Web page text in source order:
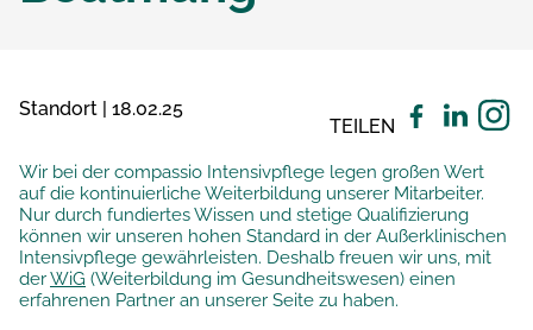
Standort | 18.02.25
TEILEN
Wir bei der compassio Intensivpflege legen großen Wert
auf die kontinuierliche Weiterbildung unserer Mitarbeiter.
Nur durch fundiertes Wissen und stetige Qualifizierung
können wir unseren hohen Standard in der Außerklinischen
Intensivpflege gewährleisten. Deshalb freuen wir uns, mit
derWiG (Weiterbildung im Gesundheitswesen) einen
erfahrenen Partner an unserer Seite zu haben.